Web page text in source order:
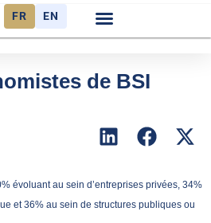
FR EN
de BSI
évoluant au sein d’entreprises privées, 34%
et 36% au sein de structures publiques ou